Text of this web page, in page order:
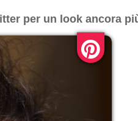
per un look ancora